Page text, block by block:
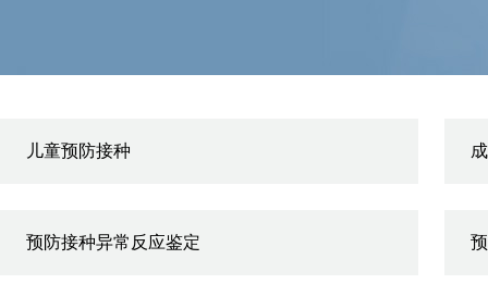
儿童预防接种
预防接种异常反应鉴定